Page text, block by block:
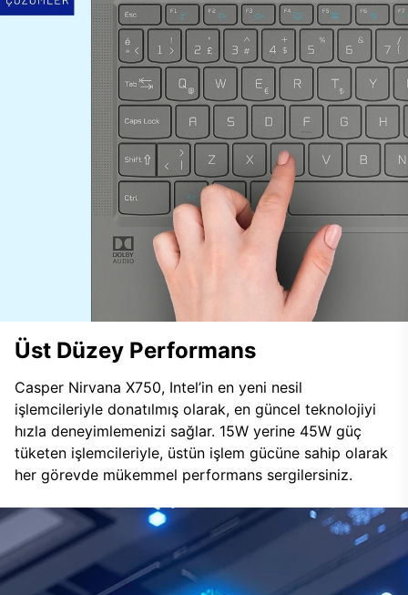
Üst Düzey Performans
Casper Nirvana X750, Intel’in en yeni nesil
işlemcileriyle donatılmış olarak, en güncel teknolojiyi
hızla deneyimlemenizi sağlar. 15W yerine 45W güç
tüketen işlemcileriyle, üstün işlem gücüne sahip olarak
her görevde mükemmel performans sergilersiniz.